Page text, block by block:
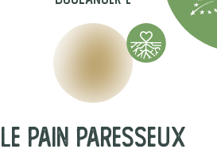
Le Pain Paresseux